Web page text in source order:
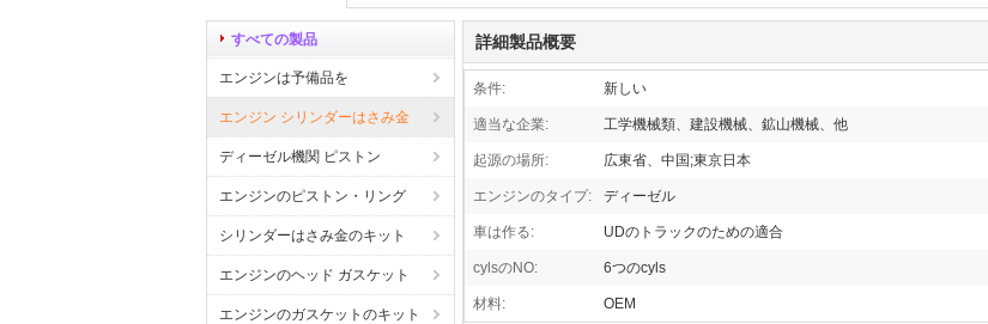
すべての製品
エンジンは予備品を
エンジン シリンダーはさみ金
ディーゼル機関 ピストン
エンジンのピストン・リング
シリンダーはさみ金のキット
エンジンのヘッド ガスケット
エンジンのガスケットのキット
詳細製品概要
条件: 新しい
適当な企業: 工学機械類、建設機械、鉱山機械、他
起源の場所: 広東省、中国;東京日本
エンジンのタイプ: ディーゼル
車は作る: UDのトラックのための適合
cylsのNO: 6つのcyls
材料: OEM